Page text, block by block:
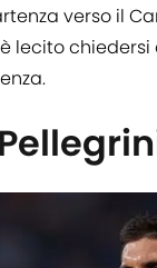
verso il
lecito